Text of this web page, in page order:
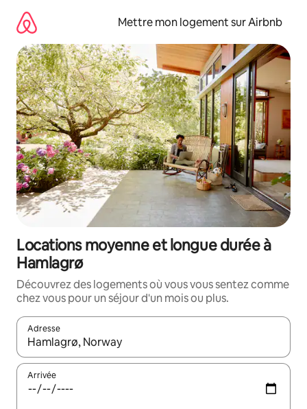
directement
contenu
Mettre mon logement sur Airbnb
Locations moyenne et longue durée à
Hamlagrø
Découvrez des logements où vous vous sentez comme
chez vous pour un séjour d'un mois ou plus.
Adresse
Lorsque les résultats s'affichent, utilisez les flèches vers le
Arrivée